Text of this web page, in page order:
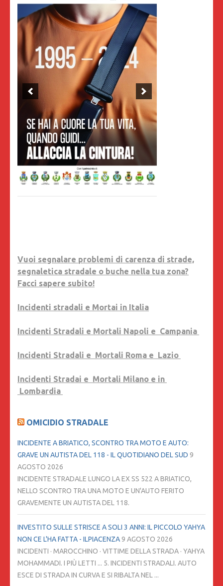
Vuoi segnalare problemi di carenza di strade,
segnaletica stradale o buche nella tua zona?
Facci sapere subito!
Incidenti stradali e Mortai in Italia
Incidenti Stradali e Mortali Napoli e Campania
Incidenti Stradali e Mortali Roma e Lazio
Incidenti Stradai e Mortali Milano e in
Lombardia
OMICIDIO STRADALE
INCIDENTE A BRIATICO, SCONTRO TRA MOTO E AUTO:
GRAVE UN AUTISTA DEL 118 - IL QUOTIDIANO DEL SUD 9
AGOSTO 2026
INCIDENTE STRADALE LUNGO LA EX SS 522 A BRIATICO,
NELLO SCONTRO TRA UNA MOTO E UN'AUTO FERITO
GRAVEMENTE UN AUTISTA DEL 118.
INVESTITO SULLE STRISCE A SOLI 3 ANNI: IL PICCOLO YAHYA
NON CE L'HA FATTA - ILPIACENZA9 AGOSTO 2026
INCIDENTI · MAROCCHINO · VITTIME DELLA STRADA · YAHYA
MOHAMMADI. I PIÙ LETTI ... 5. INCIDENTI STRADALI. AUTO
ESCE DI STRADA IN CURVA E SI RIBALTA NEL ...